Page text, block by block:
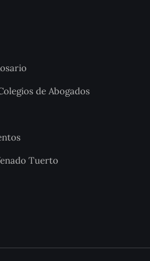
de Abogados
Tuerto